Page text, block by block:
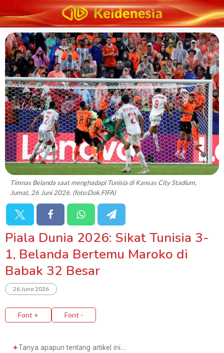
Timnas Belanda saat menghadapi Tunisia di Kansas City Stadium,
Jumat, 26 Juni 2026. (foto:Dok.FIFA)
Piala Dunia 2026: Sikat Tunisia 3-
1, Belanda Bertemu Maroko di
Babak 32 Besar
26 June 2026
Font + Font -
✦